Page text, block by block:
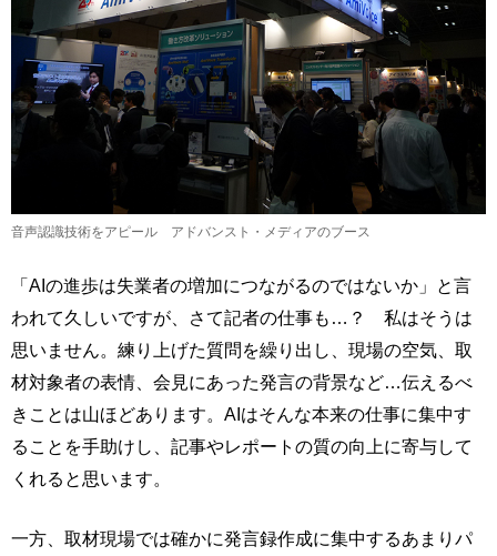
音声認識技術をアピール アドバンスト・メディアのブース
「AIの進歩は失業者の増加につながるのではないか」と言
われて久しいですが、さて記者の仕事も…？ 私はそうは
思いません。練り上げた質問を繰り出し、現場の空気、取
材対象者の表情、会見にあった発言の背景など…伝えるべ
きことは山ほどあります。AIはそんな本来の仕事に集中す
ることを手助けし、記事やレポートの質の向上に寄与して
くれると思います。
一方、取材現場では確かに発言録作成に集中するあまりパ